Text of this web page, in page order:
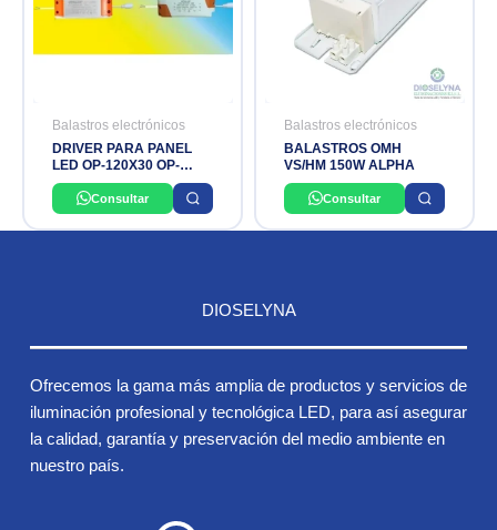
Balastros electrónicos
DRIVER PARA PANEL
LED OP-120X30 OP-
60X60 DE 40W INPUT:
85-265V 50/60Hz
OPALUX
Consultar
Balastros electrónicos
BALASTROS OMH
VS/HM 150W ALPHA
Consultar
DIOSELYNA
Ofrecemos la gama más amplia de productos y servicios de
iluminación profesional y tecnológica LED, para así asegurar
la calidad, garantía y preservación del medio ambiente en
nuestro país.